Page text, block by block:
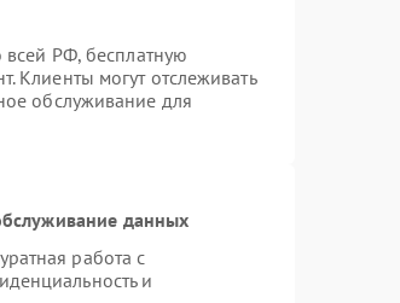
всей РФ, бесплатную
Клиенты могут отслеживать
обслуживание для
данных
работа с
и